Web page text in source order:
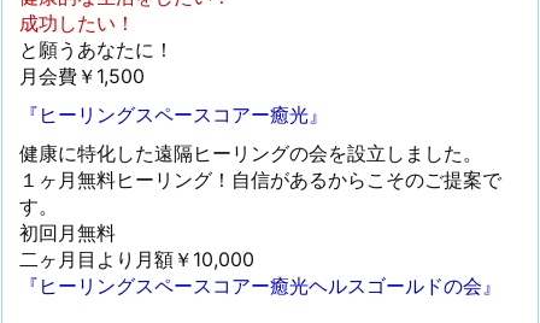
成功したい！
と願うあなたに！
月会費￥1,500
『ヒーリングスペースコアー癒光』
健康に特化した遠隔ヒーリングの会を設立しました。
１ヶ月無料ヒーリング！自信があるからこそのご提案で
す。
初回月無料
二ヶ月目より月額￥10,000
『ヒーリングスペースコアー癒光ヘルスゴールドの会』